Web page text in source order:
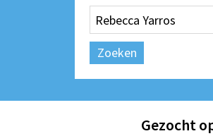
Zoeken
Gezocht